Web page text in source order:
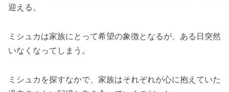
迎える。
ミシュカは家族にとって希望の象徴となるが、ある日突然
いなくなってしまう。
ミシュカを探すなかで、家族はそれぞれが心に抱えていた